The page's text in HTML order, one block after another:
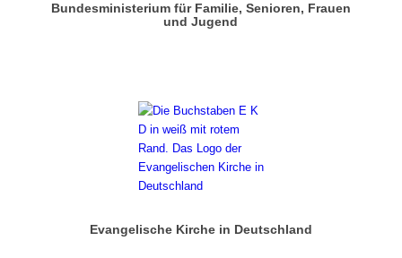
Bundesministerium für Familie, Senioren, Frauen
und Jugend
Evangelische Kirche in Deutschland